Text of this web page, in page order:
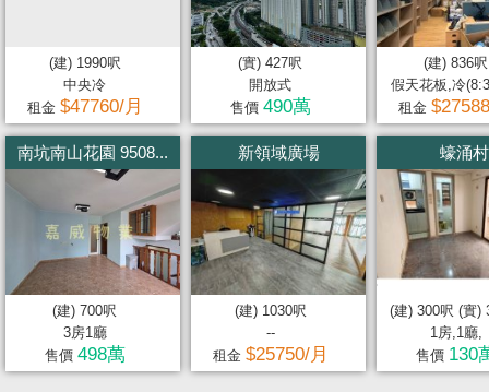
數
據
公
業
(建) 1990呎
中央冷
租金 $47760/月
南坑南山花園 9508...
(建) 700呎
3房1廳
售價 498萬
(實) 427呎
開放式
售價 490萬
新領域廣場
(建) 1030呎
--
租金 $25750/月
(建) 836呎
假天花板,冷
租金
蠔涌村
(建) 300呎 (實)
1房,1廳,
售價 130